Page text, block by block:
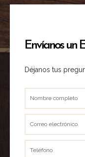
Envíanos un
Déjanos tus